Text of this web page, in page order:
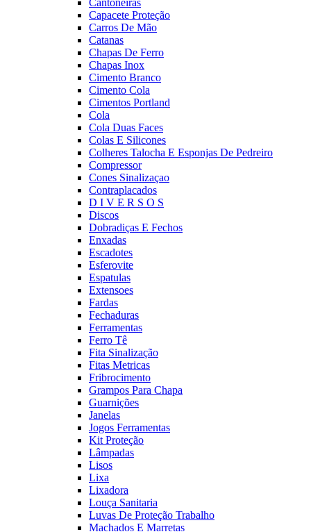
Cantoneiras
Capacete Proteção
Carros De Mão
Catanas
Chapas De Ferro
Chapas Inox
Cimento Branco
Cimento Cola
Cimentos Portland
Cola
Cola Duas Faces
Colas E Silicones
Colheres Talocha E Esponjas De Pedreiro
Compressor
Cones Sinalizaçao
Contraplacados
D I V E R S O S
Discos
Dobradiças E Fechos
Enxadas
Escadotes
Esferovite
Espatulas
Extensoes
Fardas
Fechaduras
Ferramentas
Ferro Tê
Fita Sinalização
Fitas Metricas
Fribrocimento
Grampos Para Chapa
Guarnições
Janelas
Jogos Ferramentas
Kit Proteção
Lâmpadas
Lisos
Lixa
Lixadora
Louça Sanitaria
Luvas De Proteção Trabalho
Machados E Marretas